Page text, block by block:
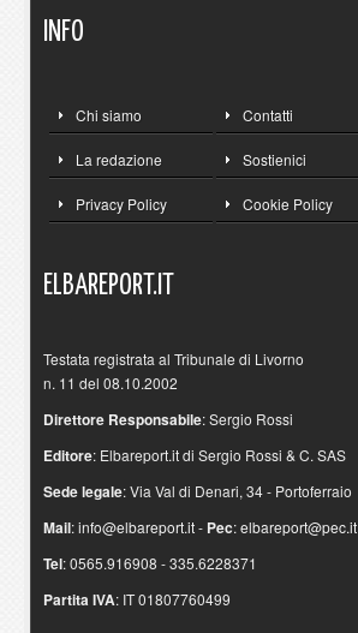
INFO
Chi siamo Contatti
La redazione Sostienici
Privacy Policy Cookie Policy
ELBAREPORT.IT
Testata registrata al Tribunale di Livorno
n. 11 del 08.10.2002
Direttore Responsabile: Sergio Rossi
Editore: Elbareport.it di Sergio Rossi & C. SAS
Sede legale: Via Val di Denari, 34 - Portoferraio
Mail:info@elbareport.it- Pec:elbareport@pec.it
Tel: 0565.916908 - 335.6228371
Partita IVA: IT 01807760499